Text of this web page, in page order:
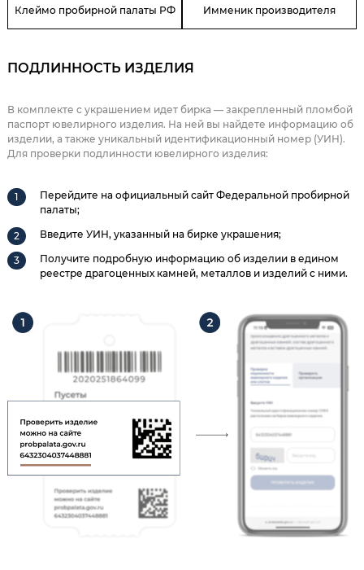
Клеймо пробирной палаты РФ Имменик производителя
ПОДЛИННОСТЬ ИЗДЕЛИЯ
В комплекте с украшением идет бирка — закрепленный пломбой
паспорт ювелирного изделия. На ней вы найдете информацию об
изделии, а также уникальный идентификационный номер (УИН).
Для проверки подлинности ювелирного изделия:
Перейдите на официальный сайт Федеральной пробирной
палаты;
Введите УИН, указанный на бирке украшения;
Получите подробную информацию об изделии в едином
реестре драгоценных камней, металлов и изделий с ними.